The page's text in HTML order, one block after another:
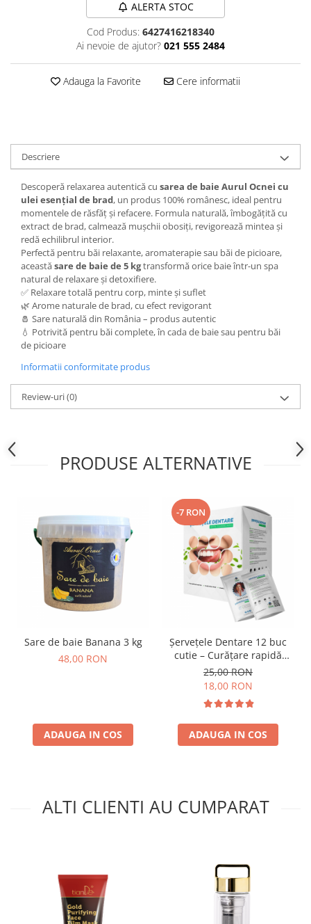
Produse incontinenta
Sampon
Sare de baie
ALERTA STOC
Cod Produs: 6427416218340
Ai nevoie de ajutor? 021 555 2484
Adauga la Favorite Cere informatii
Descriere
Descoperă relaxarea autentică cu sarea de baie Aurul Ocnei cu
ulei esențial de brad, un produs 100% românesc, ideal pentru
momentele de răsfăț și refacere. Formula naturală, îmbogățită cu
extract de brad, calmează mușchii obosiți, revigorează mintea și
redă echilibrul interior.
Perfectă pentru băi relaxante, aromaterapie sau băi de picioare,
aceastăsare de baie de 5 kgtransformă orice baie într-un spa
natural de relaxare și detoxifiere.
✅ Relaxare totală pentru corp, minte și suflet
🌿 Arome naturale de brad, cu efect revigorant
🧂 Sare naturală din România – produs autentic
💧 Potrivită pentru băi complete, în cada de baie sau pentru băi
de picioare
Informatii conformitate produs
Review-uri(0)
PRODUSE ALTERNATIVE
Sare de baie Banana 3 kg
48,00 RON
ADAUGA IN COS
-7 RON
Șervețele Dentare 12 buc
cutie – Curățare rapidă
pentru dinți, respirație
proaspătă oriunde, oricând
25,00 RON
18,00 RON
ADAUGA IN COS
ALTI CLIENTI AU CUMPARAT